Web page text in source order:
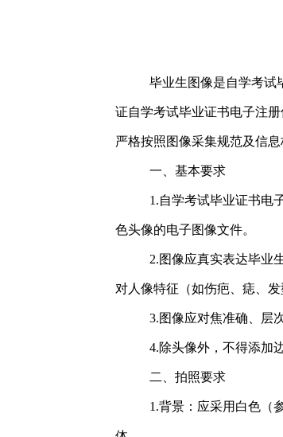
毕业生图像是自学考试
证自学考试毕业证书电子注
严格按照图像采集规范及信
一、基本要求
1.自学考试毕业证书电
色头像的电子图像文件。
2.图像应真实表达毕业
对人像特征（如伤疤、痣、发
3.图像应对焦准确、层
4.除头像外，不得添加
二、拍照要求
1.背景：应采用白色（